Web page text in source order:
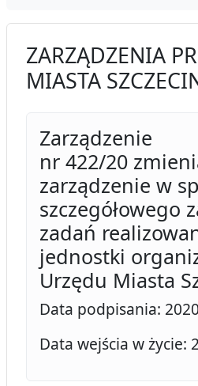
ZARZĄDZENIA
MIASTA
Zarządzenie
nr 422/20
zarządzenie w
szczegółowego
zadań
jednostki
Urzędu Miasta
Data podpisania:
Data wejścia w życie: